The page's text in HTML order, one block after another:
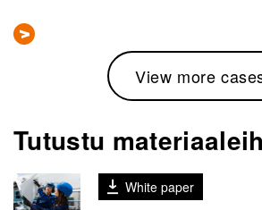
View more
Tutustu
White paper